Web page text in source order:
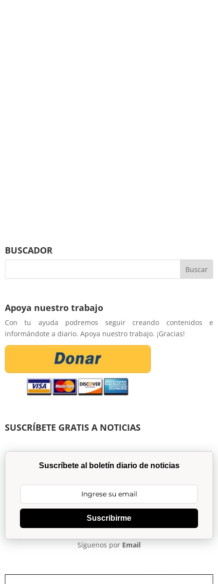
BUSCADOR
Apoya nuestro trabajo
Con tu ayuda podremos seguir creando contenidos e
informándote a diario. Apoya nuestro trabajo. ¡Gracias!
SUSCRÍBETE GRATIS A NOTICIAS
Suscríbete al boletín diario de noticias
Suscribirme
Síguenos por Email